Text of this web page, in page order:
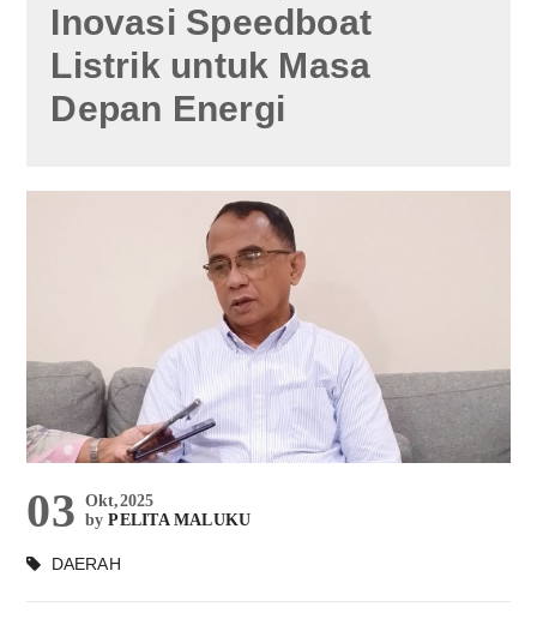
Inovasi Speedboat
Listrik untuk Masa
Depan Energi
03 Okt,2025
byPELITA MALUKU
DAERAH